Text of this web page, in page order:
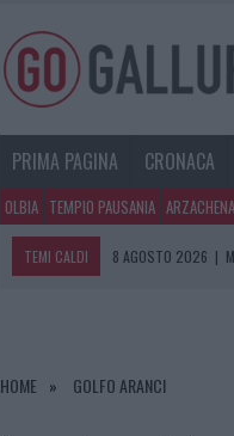
PRIMA PAGINA CRONACA
OLBIA TEMPIO PAUSANIA ARZACHENA
TEMI CALDI 8 AGOSTO 2026 |
8 AGOSTO 2026
| GIORGIA
HOME GOLFO ARANCI